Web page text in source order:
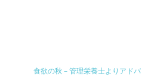
食欲の秋 – 管理栄養士よりアドバ